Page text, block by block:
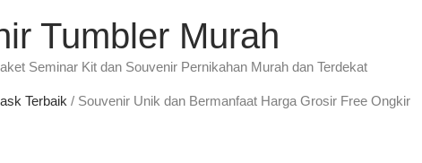
Tumbler Murah
Seminar Kit dan Souvenir Pernikahan Murah dan Terdekat
Terbaik / Souvenir Unik dan Bermanfaat Harga Grosir Free Ongkir